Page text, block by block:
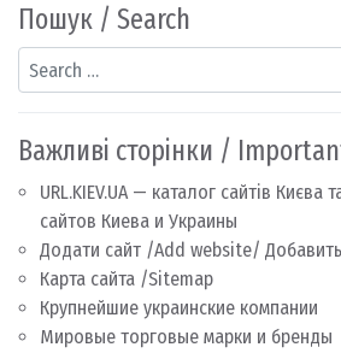
Пошук / Search
Search
Важливі сторінки /
URL.KIEV.UA — каталог сайтів Києва
сайтов Киева и Украины
Додати сайт /Add website/
Карта сайта /Sitemap
Крупнейшие украинские компании
Мировые торговые марки и бренды